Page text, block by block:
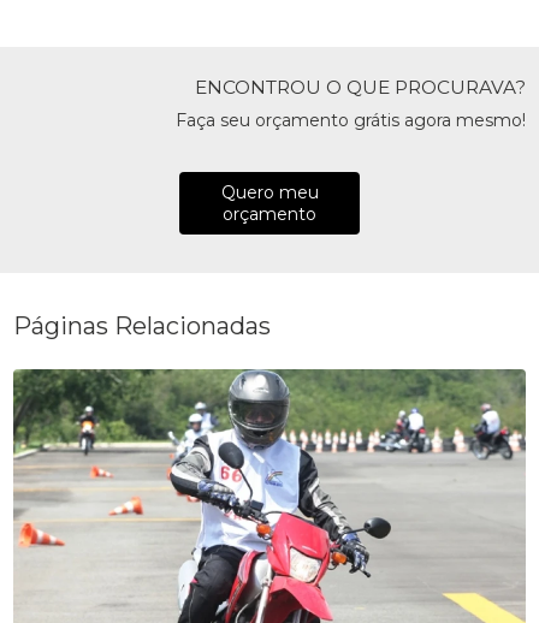
ENCONTROU O QUE PROCURAVA?
Faça seu orçamento grátis agora mesmo!
Quero meu
orçamento
Páginas Relacionadas